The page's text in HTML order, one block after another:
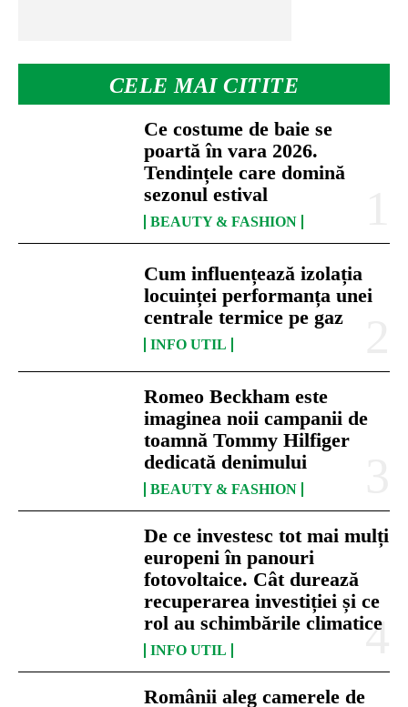
CELE MAI CITITE
Ce costume de baie se
poartă în vara 2026.
Tendințele care domină
sezonul estival
BEAUTY & FASHION
Cum influențează izolația
locuinței performanța unei
centrale termice pe gaz
INFO UTIL
Romeo Beckham este
imaginea noii campanii de
toamnă Tommy Hilfiger
dedicată denimului
BEAUTY & FASHION
De ce investesc tot mai mulți
europeni în panouri
fotovoltaice. Cât durează
recuperarea investiției și ce
rol au schimbările climatice
INFO UTIL
Românii aleg camerele de